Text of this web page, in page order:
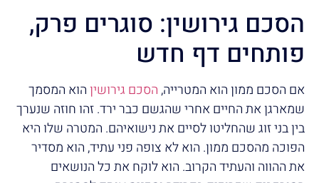
הסכם גירושין: סוגרים פרק,
פותחים דף חדש
אם הסכם ממון הוא המטרייה,הסכם גירושיןהוא המסמך
שמארגן את החיים אחרי שהגשם כבר ירד. זהו חוזה שנערך
בין בני זוג שהחליטו לסיים את נישואיהם. המטרה שלו היא
הפוכה מהסכם ממון. הוא לא צופה פני עתיד, הוא מסדיר
את ההווה והעתיד הקרוב. הוא לוקח את כל הנושאים